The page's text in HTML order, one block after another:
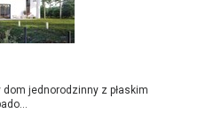
jednorodzinny z płaskim